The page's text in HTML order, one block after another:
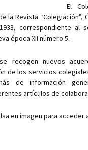
e
El
la Revista “Colegiación”,
correspondiente al
época XII número 5.
recogen nuevos
de los servicios
de información
artículos de
en imagen para acceder